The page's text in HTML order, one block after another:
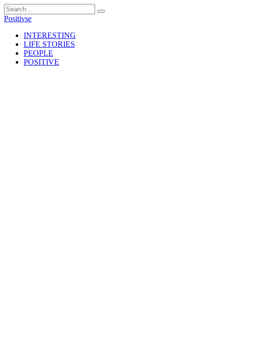
Skip
to
Search
for:
Positivse
INTERESTING
LIFE STORIES
PEOPLE
POSITIVE